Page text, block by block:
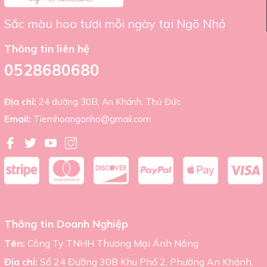
Sắc màu hoa tươi mỗi ngày tại Ngõ Nhỏ
Thông tin liên hệ
0528680680
Địa chỉ: 24 đường 30B, An Khánh, Thủ Đức
Email: Tiemhoangonho@gmail.com
Thông tin Doanh Nghiệp
Tên: Công Ty TNHH Thương Mại Ánh Nắng
Địa chỉ: Số 24 Đường 30B Khu Phố 2, Phường An Khánh,